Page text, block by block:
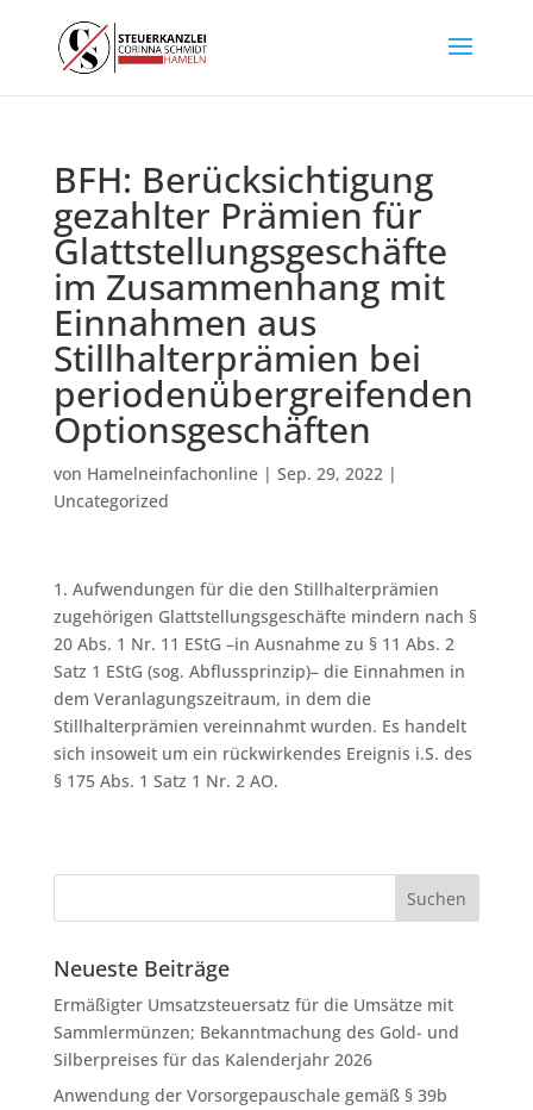
BFH: Berücksichtigung
gezahlter Prämien für
Glattstellungsgeschäfte
im Zusammenhang mit
Einnahmen aus
Stillhalterprämien bei
periodenübergreifenden
Optionsgeschäften
von Hamelneinfachonline| Sep. 29, 2022|
Uncategorized
1. Aufwendungen für die den Stillhalterprämien
zugehörigen Glattstellungsgeschäfte mindern nach §
20 Abs. 1 Nr. 11 EStG –in Ausnahme zu § 11 Abs. 2
Satz 1 EStG (sog. Abflussprinzip)– die Einnahmen in
dem Veranlagungszeitraum, in dem die
Stillhalterprämien vereinnahmt wurden. Es handelt
sich insoweit um ein rückwirkendes Ereignis i.S. des
§ 175 Abs. 1 Satz 1 Nr. 2 AO.
Neueste Beiträge
Ermäßigter Umsatzsteuersatz für die Umsätze mit
Sammlermünzen; Bekanntmachung des Gold- und
Silberpreises für das Kalenderjahr 2026
Anwendung der Vorsorgepauschale gemäß § 39b